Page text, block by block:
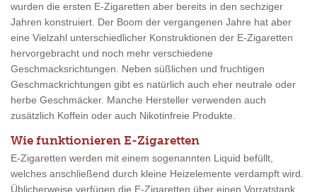
wurden die ersten E-Zigaretten aber bereits in den sechziger
Jahren konstruiert. Der Boom der vergangenen Jahre hat aber
eine Vielzahl unterschiedlicher Konstruktionen der E-Zigaretten
hervorgebracht und noch mehr verschiedene
Geschmacksrichtungen. Neben süßlichen und fruchtigen
Geschmackrichtungen gibt es natürlich auch eher neutrale oder
herbe Geschmäcker. Manche Hersteller verwenden auch
zusätzlich Koffein oder auch Nikotinfreie Produkte.
Wie funktionieren E-Zigaretten
E-Zigaretten werden mit einem sogenannten Liquid befüllt,
welches anschließend durch kleine Heizelemente verdampft wird.
Üblicherweise verfügen die E-Zigaretten über einen Vorratstank,